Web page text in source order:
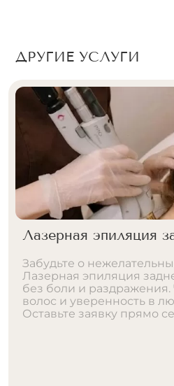
ДРУГИЕ УСЛУГИ
Лазерная эпиляция
Забудьте о
Лазерная эпиляция
без боли и раздражения.
волос и уверенность в
Оставьте заявку прямо